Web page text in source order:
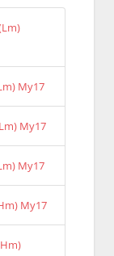
My17
My17
My17
My17